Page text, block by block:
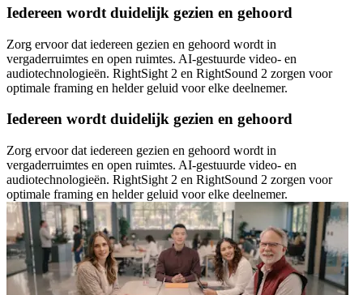
Iedereen wordt duidelijk gezien en gehoord
Zorg ervoor dat iedereen gezien en gehoord wordt in
vergaderruimtes en open ruimtes. AI-gestuurde video- en
audiotechnologieën. RightSight 2 en RightSound 2 zorgen voor
optimale framing en helder geluid voor elke deelnemer.
Iedereen wordt duidelijk gezien en gehoord
Zorg ervoor dat iedereen gezien en gehoord wordt in
vergaderruimtes en open ruimtes. AI-gestuurde video- en
audiotechnologieën. RightSight 2 en RightSound 2 zorgen voor
optimale framing en helder geluid voor elke deelnemer.